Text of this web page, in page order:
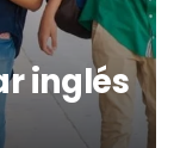
inglés